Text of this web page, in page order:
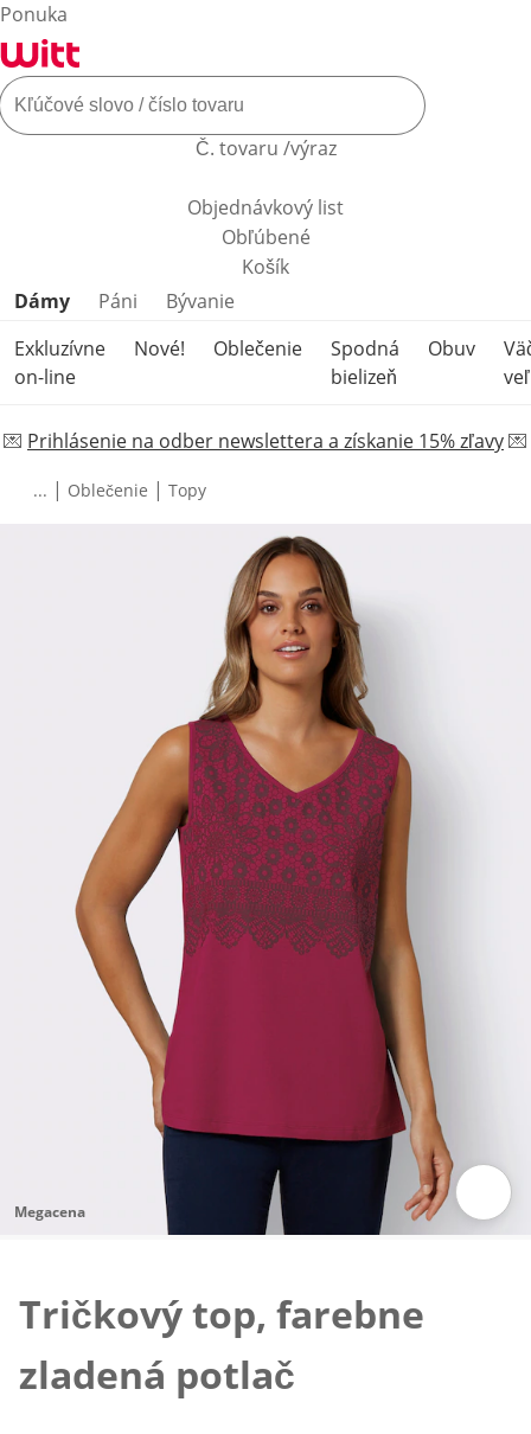
Ponuka
Č. tovaru /výraz
Objednávkový list
Obľúbené
Košík
Preskočiť kategórie produktov
Dámy Páni
Bývanie
Exkluzívne
on-line
Nové! Oblečenie
Spodná
bielizeň
Obuv
💌 Prihlásenie na odber newslettera a získanie 15% zľavy💌
... | Oblečenie | Topy
Megacena
Tričkový top, farebne
zladená potlač